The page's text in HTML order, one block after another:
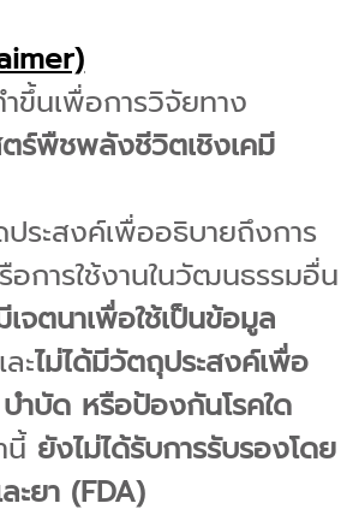
นเพื่อการวิจัยทาง
ร์พืชพลังชีวิตเชิงเคมี
ระสงค์เพื่ออธิบายถึงการ
อการใช้งานในวัฒนธรรมอื่น
เจตนาเพื่อใช้เป็นข้อมูล
ะไม่ได้มีวัตถุประสงค์เพื่อ
ำบัด หรือป้องกันโรคใด
นี้ ยังไม่ได้รับการรับรองโดย
ะยา (FDA)